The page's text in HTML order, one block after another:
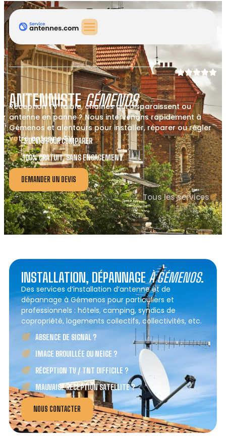
ANTENNISTEGÉMENOS
Réception TV faible, chaînes qui disparaissent ou
antenne en panne ? Nous intervenons rapidement à
Gémenos et alentours pour installer, réparer ou régler
votre antenne TV.
3 DEVIS POUR COMPARER
100% GRATUIT, SANS ENGAGEMENT
DEMANDER UN DEVIS
Tous les services
INSTALLATION, DÉPANNAGEÀ GÉMENOS.
Des services d’installation d’antenne et de
dépannage à Gémenos pour particuliers et
professionnels : hôtels, camping, syndics de
copropriété, logements collectifs, collectivités, etc.
ABSENCE DE SIGNAL ?
IMAGE BROUILLÉE OU NEIGE ?
RÉCEPTION TV / TNT DIFFICILE ?
MAUVAISE RÉCEPTION SATELLITE ?
NOUS CONTACTER